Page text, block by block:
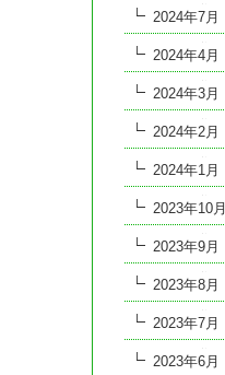
2024年7月
2024年4月
2024年3月
2024年2月
2024年1月
2023年10月
2023年9月
2023年8月
2023年7月
2023年6月